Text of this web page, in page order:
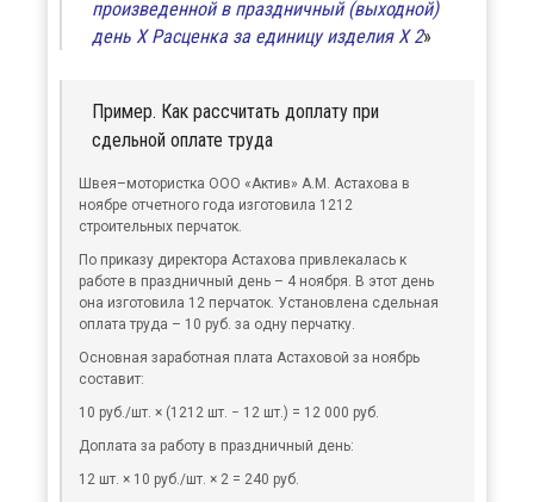
произведенной в праздничный (выходной)
день Х Расценка за единицу изделия Х 2
Пример. Как рассчитать доплату при
сдельной оплате труда
Швея–мотористка ООО «Актив» А.М. Астахова в
ноябре отчетного года изготовила 1212
строительных перчаток.
По приказу директора Астахова привлекалась к
работе в праздничный день – 4 ноября. В этот день
она изготовила 12 перчаток. Установлена сдельная
оплата труда – 10 руб. за одну перчатку.
Основная заработная плата Астаховой за ноябрь
составит:
10 руб./шт. × (1212 шт. − 12 шт.) = 12 000 руб.
Доплата за работу в праздничный день:
12 шт. × 10 руб./шт. × 2 = 240 руб.